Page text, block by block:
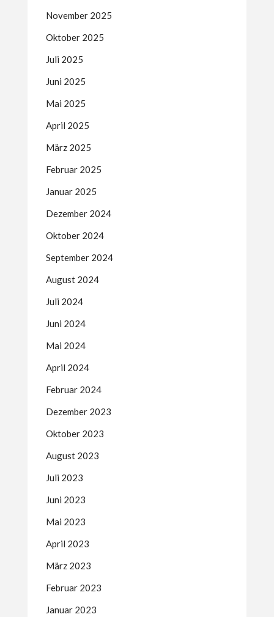
November 2025
Oktober 2025
Juli 2025
Juni 2025
Mai 2025
April 2025
März 2025
Februar 2025
Januar 2025
Dezember 2024
Oktober 2024
September 2024
August 2024
Juli 2024
Juni 2024
Mai 2024
April 2024
Februar 2024
Dezember 2023
Oktober 2023
August 2023
Juli 2023
Juni 2023
Mai 2023
April 2023
März 2023
Februar 2023
Januar 2023